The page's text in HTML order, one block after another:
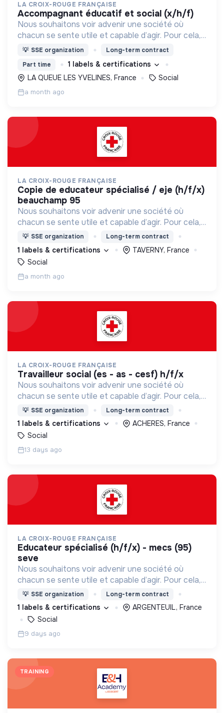
LA CROIX-ROUGE FRANÇAISE
accompagnant éducatif et social (x/h/f)
Nous souhaitons voir advenir une société où
chacun se sente utile et capable d’agir. Pour cela,
nous proposons des moyens et des lieux
d’engagement innovants et adaptés à tous.
💡 SSE organization
Long-term contract
Part time
1 labels & certifications
LA QUEUE LES YVELINES, France
Social
a month ago
LA CROIX-ROUGE FRANÇAISE
copie de educateur spécialisé / eje (h/f/x)
beauchamp 95
Nous souhaitons voir advenir une société où
chacun se sente utile et capable d’agir. Pour cela,
nous proposons des moyens et des lieux
d’engagement innovants et adaptés à tous.
💡 SSE organization Long-term contract
1 labels & certifications
TAVERNY, France
Social
a month ago
LA CROIX-ROUGE FRANÇAISE
travailleur social (es - as - cesf) h/f/x
Nous souhaitons voir advenir une société où
chacun se sente utile et capable d’agir. Pour cela,
nous proposons des moyens et des lieux
d’engagement innovants et adaptés à tous.
💡 SSE organization Long-term contract
1 labels & certifications
ACHERES, France
Social
13 days ago
LA CROIX-ROUGE FRANÇAISE
educateur spécialisé (h/f/x) - mecs (95)
seve
Nous souhaitons voir advenir une société où
chacun se sente utile et capable d’agir. Pour cela,
nous proposons des moyens et des lieux
d’engagement innovants et adaptés à tous.
💡 SSE organization Long-term contract
1 labels & certifications
ARGENTEUIL, France
Social
9 days ago
TRAINING